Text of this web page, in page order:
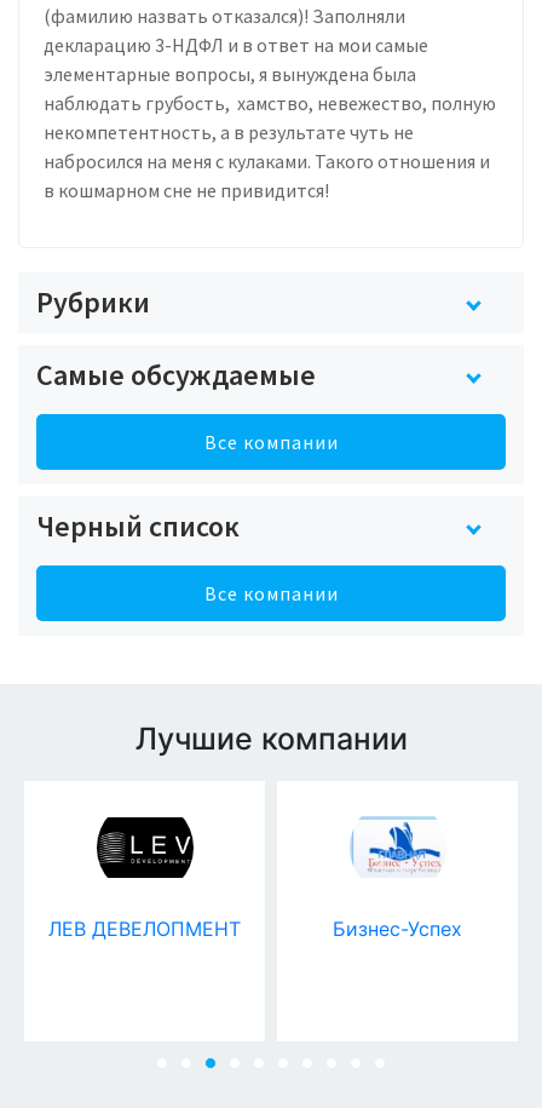
(фамилию назвать отказался)! Заполняли
декларацию 3-НДФЛ и в ответ на мои самые
элементарные вопросы, я вынуждена была
наблюдать грубость, хамство, невежество, полную
некомпетентность, а в результате чуть не
набросился на меня с кулаками. Такого отношения и
в кошмарном сне не привидится!
Рубрики
Самые обсуждаемые
Все компании
Черный список
Все компании
Лучшие компании
ЛЕВ ДЕВЕЛОПМЕНТ Бизнес-Успех